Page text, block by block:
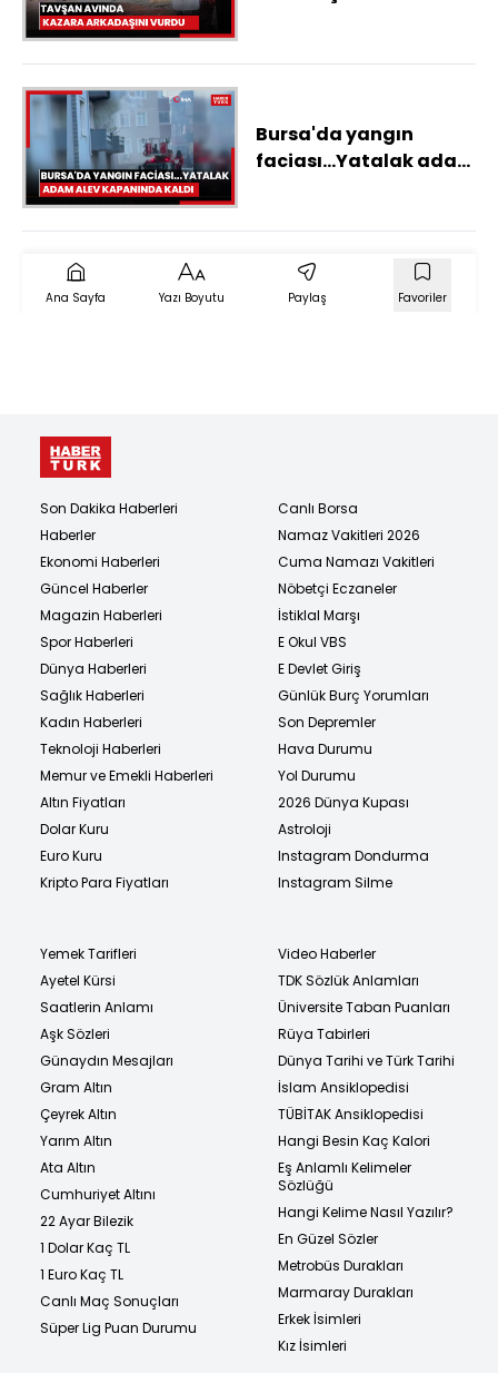
Bursa'da yangın
faciası...Yatalak adam
Ana Sayfa Yazı Boyutu Paylaş Favoriler
Son Dakika Haberleri
Haberler
Ekonomi Haberleri
Güncel Haberler
Magazin Haberleri
Spor Haberleri
Dünya Haberleri
Sağlık Haberleri
Kadın Haberleri
Teknoloji Haberleri
Memur ve Emekli Haberleri
Altın Fiyatları
Dolar Kuru
Euro Kuru
Kripto Para Fiyatları
Canlı Borsa
Namaz Vakitleri 2026
Cuma Namazı Vakitleri
Nöbetçi Eczaneler
İstiklal Marşı
E Okul VBS
E Devlet Giriş
Günlük Burç Yorumları
Son Depremler
Hava Durumu
Yol Durumu
2026 Dünya Kupası
Astroloji
Instagram Dondurma
Instagram Silme
Yemek Tarifleri
Ayetel Kürsi
Saatlerin Anlamı
Aşk Sözleri
Günaydın Mesajları
Gram Altın
Çeyrek Altın
Yarım Altın
Ata Altın
Cumhuriyet Altını
22 Ayar Bilezik
1 Dolar Kaç TL
1 Euro Kaç TL
Canlı Maç Sonuçları
Süper Lig Puan Durumu
Video Haberler
TDK Sözlük Anlamları
Üniversite Taban Puanları
Rüya Tabirleri
Dünya Tarihi ve Türk Tarihi
İslam Ansiklopedisi
TÜBİTAK Ansiklopedisi
Hangi Besin Kaç Kalori
Eş Anlamlı Kelimeler
Sözlüğü
Hangi Kelime Nasıl Yazılır?
En Güzel Sözler
Metrobüs Durakları
Marmaray Durakları
Erkek İsimleri
Kız İsimleri